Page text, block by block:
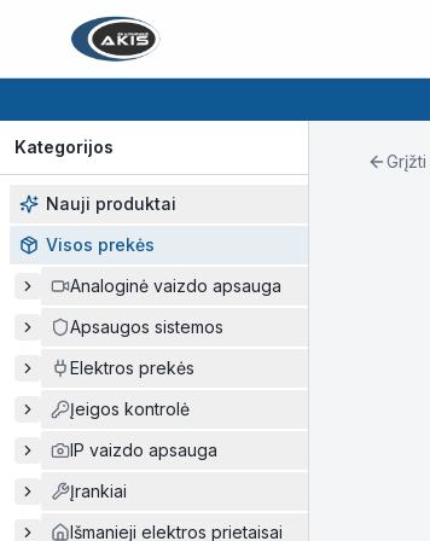
Kategorijos
Nauji produktai
Visos prekės
Analoginė vaizdo apsauga
Apsaugos sistemos
Elektros prekės
Įeigos kontrolė
IP vaizdo apsauga
Įrankiai
Išmanieji elektros prietaisai